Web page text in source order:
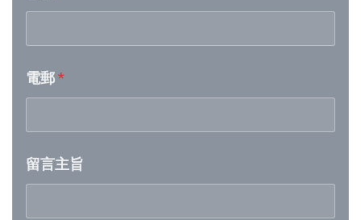
Week 22│2026-5-30
Week 20│2026-5-16
電郵*
留言主旨